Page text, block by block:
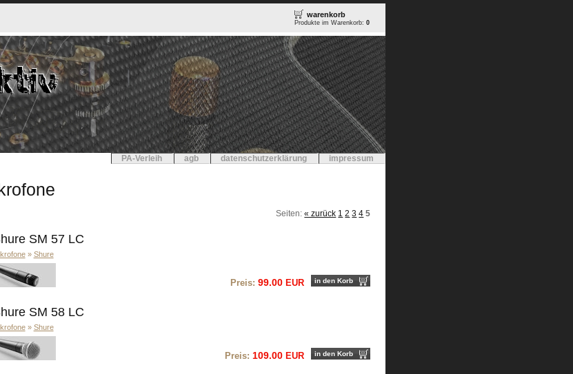
warenkorb
Produkte im Warenkorb: 0
PA-Verleih agb datenschutzerklärung impressum
Seiten:« zurück 1 2 3 4 5
SM 57 LC
» Shure
in den Korb
Preis: 99.00 EUR
SM 58 LC
» Shure
in den Korb
Preis: 109.00 EUR